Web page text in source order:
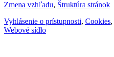
Zmena vzhľadu, Štruktúra stránok
Vyhlásenie o prístupnosti, Cookies,
Webové sídlo